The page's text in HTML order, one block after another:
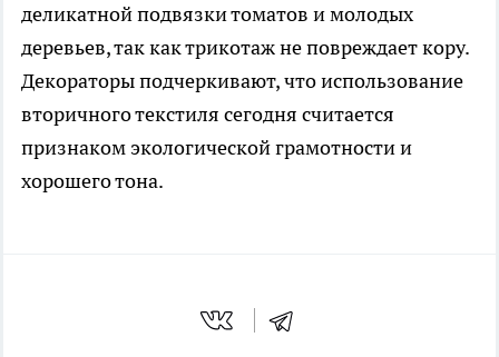
деликатной подвязки томатов и молодых
деревьев, так как трикотаж не повреждает кору.
Декораторы подчеркивают, что использование
вторичного текстиля сегодня считается
признаком экологической грамотности и
хорошего тона.